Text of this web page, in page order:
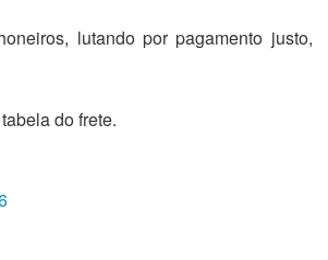
lutando por pagamento justo,
do frete.